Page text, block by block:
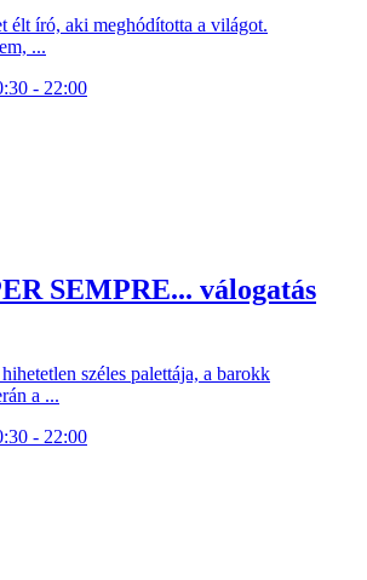
élt író, aki meghódította a világot.
...
- 22:00
SEMPRE... válogatás
széles palettája, a barokk
a ...
- 22:00